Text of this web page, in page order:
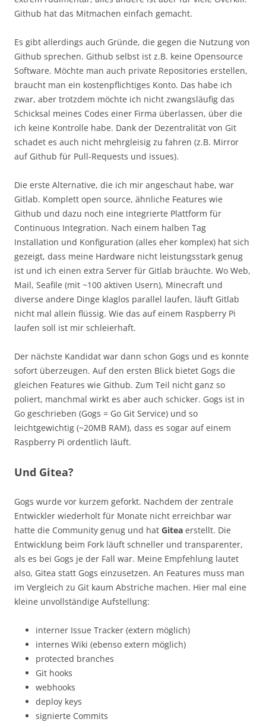
Github hat das Mitmachen einfach gemacht.
Es gibt allerdings auch Gründe, die gegen die Nutzung von
Github sprechen. Github selbst ist z.B. keine Opensource
Software. Möchte man auch private Repositories erstellen,
braucht man ein kostenpflichtiges Konto. Das habe ich
zwar, aber trotzdem möchte ich nicht zwangsläufig das
Schicksal meines Codes einer Firma überlassen, über die
ich keine Kontrolle habe. Dank der Dezentralität von Git
schadet es auch nicht mehrgleisig zu fahren (z.B. Mirror
auf Github für Pull-Requests und issues).
Die erste Alternative, die ich mir angeschaut habe, war
Gitlab. Komplett open source, ähnliche Features wie
Github und dazu noch eine integrierte Plattform für
Continuous Integration. Nach einem halben Tag
Installation und Konfiguration (alles eher komplex) hat sich
gezeigt, dass meine Hardware nicht leistungsstark genug
ist und ich einen extra Server für Gitlab bräuchte. Wo Web,
Mail, Seafile (mit ~100 aktiven Usern), Minecraft und
diverse andere Dinge klaglos parallel laufen, läuft Gitlab
nicht mal allein flüssig. Wie das auf einem Raspberry Pi
laufen soll ist mir schleierhaft.
Der nächste Kandidat war dann schon Gogs und es konnte
sofort überzeugen. Auf den ersten Blick bietet Gogs die
gleichen Features wie Github. Zum Teil nicht ganz so
poliert, manchmal wirkt es aber auch schicker. Gogs ist in
Go geschrieben (Gogs = Go Git Service) und so
leichtgewichtig (~20MB RAM), dass es sogar auf einem
Raspberry Pi ordentlich läuft.
Und Gitea?
Gogs wurde vor kurzem geforkt. Nachdem der zentrale
Entwickler wiederholt für Monate nicht erreichbar war
hatte die Community genug und hat Gitea erstellt. Die
Entwicklung beim Fork läuft schneller und transparenter,
als es bei Gogs je der Fall war. Meine Empfehlung lautet
also, Gitea statt Gogs einzusetzen. An Features muss man
im Vergleich zu Git kaum Abstriche machen. Hier mal eine
kleine unvollständige Aufstellung:
interner Issue Tracker (extern möglich)
internes Wiki (ebenso extern möglich)
protected branches
Git hooks
webhooks
deploy keys
signierte Commits